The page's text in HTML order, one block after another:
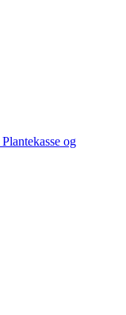
Plantekasse og